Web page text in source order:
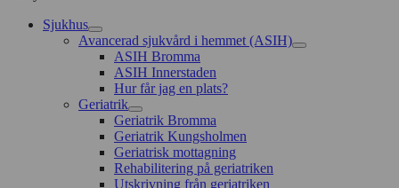
Sjukhus
Avancerad sjukvård i hemmet (ASIH)
ASIH Bromma
ASIH Innerstaden
Hur får jag en plats?
Geriatrik
Geriatrik Bromma
Geriatrik Kungsholmen
Geriatrisk mottagning
Rehabilitering på geriatriken
Utskrivning från geriatriken